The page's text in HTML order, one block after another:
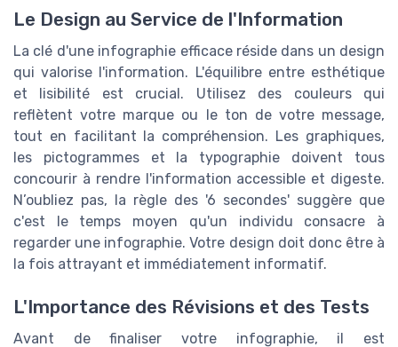
Le Design au Service de l'Information
La clé d'une infographie efficace réside dans un design
qui valorise l'information. L'équilibre entre esthétique
et lisibilité est crucial. Utilisez des couleurs qui
reflètent votre marque ou le ton de votre message,
tout en facilitant la compréhension. Les graphiques,
les pictogrammes et la typographie doivent tous
concourir à rendre l'information accessible et digeste.
N’oubliez pas, la règle des '6 secondes' suggère que
c'est le temps moyen qu'un individu consacre à
regarder une infographie. Votre design doit donc être à
la fois attrayant et immédiatement informatif.
L'Importance des Révisions et des Tests
Avant de finaliser votre infographie, il est